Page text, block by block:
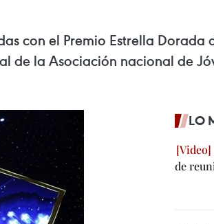
con el Premio Estrella Dorada
de la Asociación nacional de
LO
de